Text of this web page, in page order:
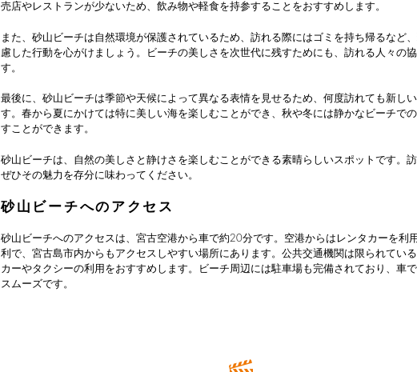
売店やレストランが少ないため、飲み物や軽食を持参することをおすすめします。
また、砂山ビーチは自然環境が保護されているため、訪れる際にはゴミを持ち帰るなど
慮した行動を心がけましょう。ビーチの美しさを次世代に残すためにも、訪れる人々の
す。
最後に、砂山ビーチは季節や天候によって異なる表情を見せるため、何度訪れても新し
す。春から夏にかけては特に美しい海を楽しむことができ、秋や冬には静かなビーチで
すことができます。
砂山ビーチは、自然の美しさと静けさを楽しむことができる素晴らしいスポットです。訪
ぜひその魅力を存分に味わってください。
砂山ビーチへのアクセス
砂山ビーチへのアクセスは、宮古空港から車で約20分です。空港からはレンタカーを利
利で、宮古島市内からもアクセスしやすい場所にあります。公共交通機関は限られてい
カーやタクシーの利用をおすすめします。ビーチ周辺には駐車場も完備されており、車
スムーズです。